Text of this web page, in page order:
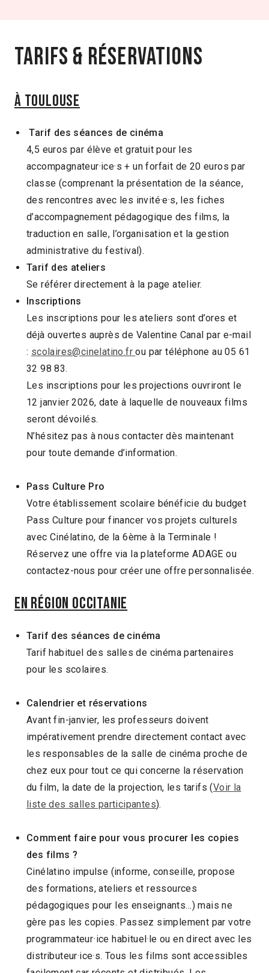
Tarifs & Réservations
À Toulouse
Tarif des séances de cinéma
4,5 euros par élève et gratuit pour les
accompagnateur·ice·s + un forfait de 20 euros par
classe (comprenant la présentation de la séance,
des rencontres avec les invité·e·s, les fiches
d’accompagnement pédagogique des films, la
traduction en salle, l’organisation et la gestion
administrative du festival).
Tarif des ateliers
Se référer directement à la page atelier.
Inscriptions
Les inscriptions pour les ateliers sont d’ores et
déjà ouvertes auprès de Valentine Canal par e-mail
: scolaires@cinelatino.frou par téléphone au 05 61
32 98 83.
Les inscriptions pour les projections ouvriront le
12 janvier 2026, date à laquelle de nouveaux films
seront dévoilés.
N’hésitez pas à nous contacter dès maintenant
pour toute demande d’information.
Pass Culture Pro
Votre établissement scolaire bénéficie du budget
Pass Culture pour financer vos projets culturels
avec Cinélatino, de la 6ème à la Terminale !
Réservez une offre via la plateforme ADAGE ou
contactez-nous pour créer une offre personnalisée.
En région Occitanie
Tarif des séances de cinéma
Tarif habituel des salles de cinéma partenaires
pour les scolaires.
Calendrier et réservations
Avant fin-janvier, les professeurs doivent
impérativement prendre directement contact avec
les responsables de la salle de cinéma proche de
chez eux pour tout ce qui concerne la réservation
du film, la date de la projection, les tarifs (Voir la
liste des salles participantes).
Comment faire pour vous procurer les copies
des films ?
Cinélatino impulse (informe, conseille, propose
des formations, ateliers et ressources
pédagogiques pour les enseignants…) mais ne
gère pas les copies. Passez simplement par votre
programmateur·ice habituel·le ou en direct avec les
distributeur·ice·s. Tous les films sont accessibles